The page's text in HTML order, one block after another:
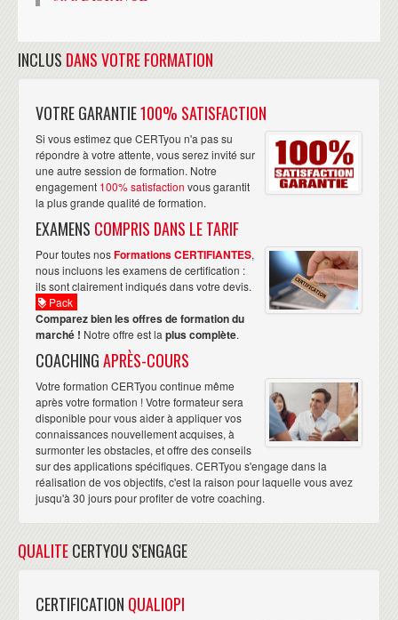
INCLUS DANS VOTRE FORMATION
VOTRE GARANTIE100% SATISFACTION
Si vous estimez que CERTyou n'a pas su
répondre à votre attente, vous serez invité sur
une autre session de formation. Notre
engagement 100% satisfaction vous garantit
la plus grande qualité de formation.
EXAMENS COMPRIS DANS LE TARIF
Pour toutes nosFormations CERTIFIANTES,
nous incluons les examens de certification :
ils sont clairement indiqués dans votre devis.
Pack
Comparez bien les offres de formation du
marché ! Notre offre est la plus complète.
COACHINGAPRÈS-COURS
Votre formation CERTyou continue même
après votre formation ! Votre formateur sera
disponible pour vous aider à appliquer vos
connaissances nouvellement acquises, à
surmonter les obstacles, et offre des conseils
sur des applications spécifiques. CERTyou s'engage dans la
réalisation de vos objectifs, c'est la raison pour laquelle vous avez
jusqu'à 30 jours pour profiter de votre coaching.
QUALITECERTYOU S'ENGAGE
CERTIFICATION QUALIOPI